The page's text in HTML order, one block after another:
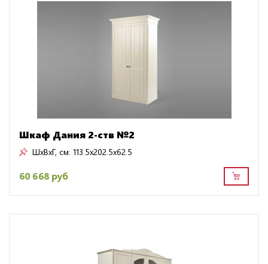
Шкаф Дания 2-ств №2
ШxВxГ, см: 113.5x202.5x62.5
60 668 руб